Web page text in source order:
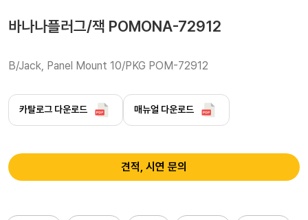
바나나플러그/잭 POMONA-72912
B/Jack, Panel Mount 10/PKG POM-72912
카탈로그 다운로드 매뉴얼 다운로드
견적, 시연 문의